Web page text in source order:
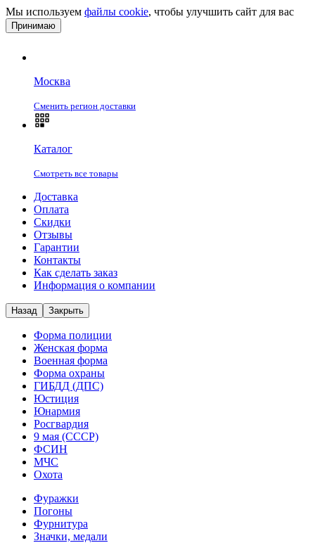
Мы используем файлы cookie, чтобы улучшить сайт для вас
Принимаю
Москва
Сменить регион доставки
Каталог
Смотреть все товары
Доставка
Оплата
Скидки
Отзывы
Гарантии
Контакты
Как сделать заказ
Информация о компании
Назад Закрыть
Форма полиции
Женская форма
Военная форма
Форма охраны
ГИБДД (ДПС)
Юстиция
Юнармия
Росгвардия
9 мая (СССР)
ФСИН
МЧС
Охота
Фуражки
Погоны
Фурнитура
Значки, медали